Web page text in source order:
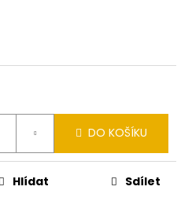
DO KOŠÍKU
Hlídat Sdílet